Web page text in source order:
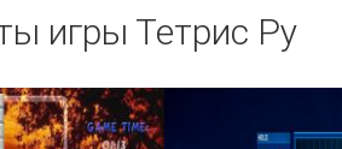
игры Тетрис Ру